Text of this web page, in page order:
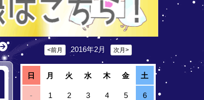
<前月 2016年2月 次月>
日 月 火 水 木 金 土
- 1 2 3 4 5 6